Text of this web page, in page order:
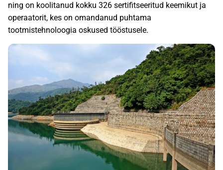
ning on koolitanud kokku 326 sertifitseeritud keemikut ja
operaatorit, kes on omandanud puhtama
tootmistehnoloogia oskused tööstusele.